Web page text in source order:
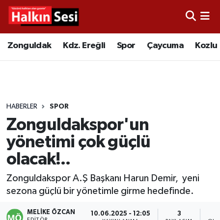
Zonguldak Kdz. Ereğli Spor Çaycuma Kozlu
HABERLER SPOR
Zonguldakspor'un
yönetimi çok güçlü
olacak!..
Zonguldakspor A.Ş Başkanı Harun Demir, yeni
sezona güçlü bir yönetimle girme hedefinde.
MELIKE ÖZCAN 10.06.2025 - 12:05 3
Video
Çaycuma
Alaplı
Asayiş
Bartın
Karabük
Merkez Hava Durumu
Tüm Manşetler
Son Dakika Haberleri
Haber Arşivi